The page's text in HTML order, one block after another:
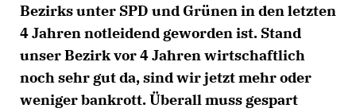
Bezirks unter SPD und Grünen in den letzten
4 Jahren notleidend geworden ist. Stand
unser Bezirk vor 4 Jahren wirtschaftlich
noch sehr gut da, sind wir jetzt mehr oder
wenigerbankrott. Überall muss gespart